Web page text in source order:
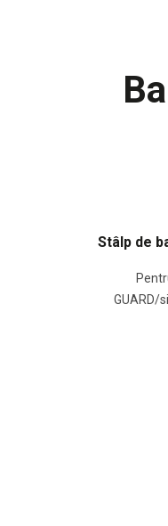
Stâlp de
GUARD/